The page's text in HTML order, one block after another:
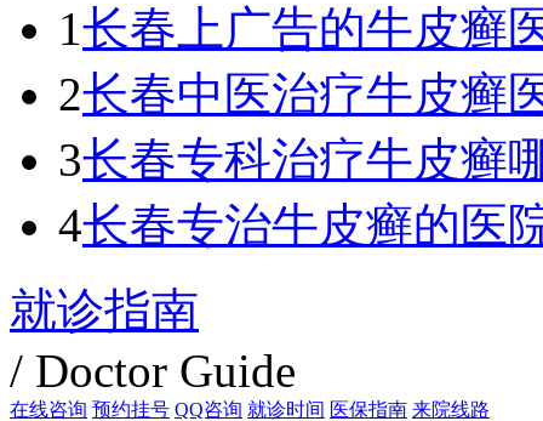
1长春上广告的牛皮癣
2长春中医治疗牛皮癣
3长春专科治疗牛皮癣
4长春专治牛皮癣的医
就诊指南
/ Doctor Guide
在线咨询 预约挂号 QQ咨询 就诊时间 医保指南 来院线路